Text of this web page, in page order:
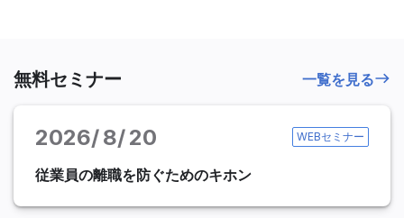
無料セミナー
2026 8 20 WEBセミナー
従業員の離職を防ぐためのキホン
一覧を見る